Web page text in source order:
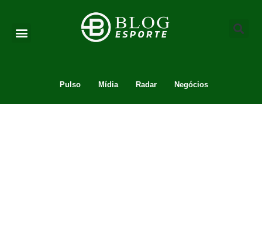
Pulso Mídia Radar Negócios